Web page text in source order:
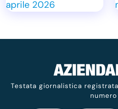
Testata giornalistica